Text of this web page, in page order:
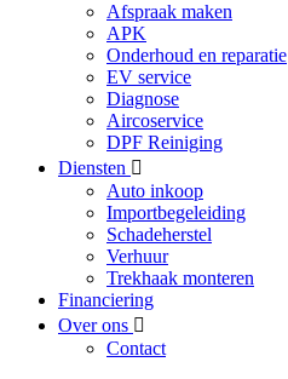
Afspraak maken
APK
Onderhoud en reparatie
EV service
Diagnose
Aircoservice
DPF Reiniging
Diensten
Auto inkoop
Importbegeleiding
Schadeherstel
Verhuur
Trekhaak monteren
Financiering
Over ons
Contact